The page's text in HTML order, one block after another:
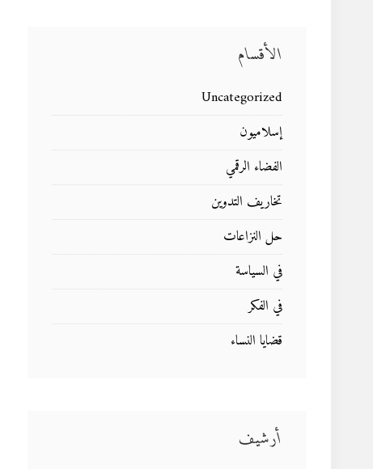
الأقسام
Uncategorized
إسلاميون
الفضاء الرقمي
تخاريف التدوين
حل النزاعات
في السياسة
في الفكر
قضايا النساء
أرشيف